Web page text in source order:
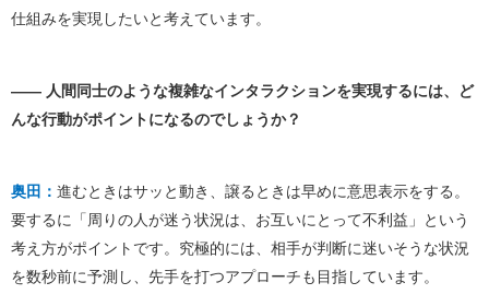
仕組みを実現したいと考えています。
―― 人間同士のような複雑なインタラクションを実現するには、ど
んな行動がポイントになるのでしょうか？
奥田： 進むときはサッと動き、譲るときは早めに意思表示をする。
要するに「周りの人が迷う状況は、お互いにとって不利益」という
考え方がポイントです。究極的には、相手が判断に迷いそうな状況
を数秒前に予測し、先手を打つアプローチも目指しています。